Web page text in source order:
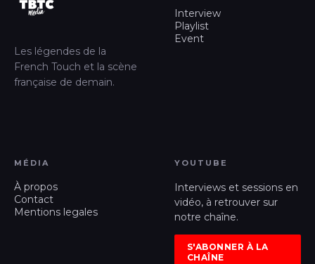
Les légendes de la
French Touch et la scène
française de demain.
Interview
Playlist
Event
MÉDIA
À propos
Contact
Mentions legales
YOUTUBE
Interviews et sessions en
vidéo, à retrouver sur
notre chaîne.
S'ABONNER À LA
CHAÎNE